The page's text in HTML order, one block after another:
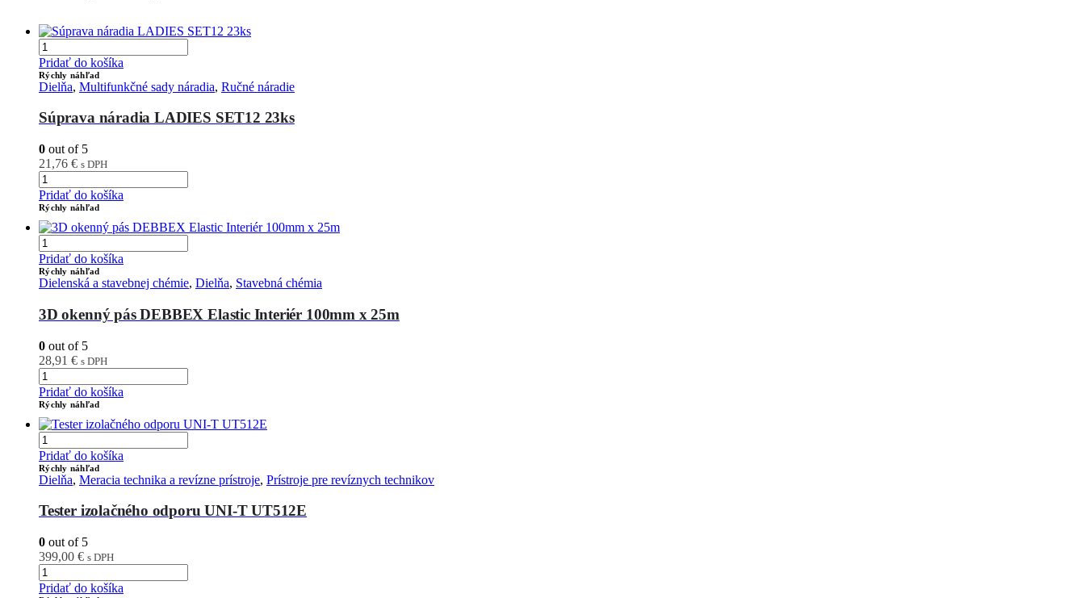
Pridať do košíka
Rýchly náhľad
Dielňa, Multifunkčné sady náradia, Ručné náradie
Súprava náradia LADIES SET12 23ks
0 out of 5
21,76 € s DPH
Pridať do košíka
Rýchly náhľad
Pridať do košíka
Rýchly náhľad
Dielenská a stavebnej chémie, Dielňa, Stavebná chémia
3D okenný pás DEBBEX Elastic Interiér 100mm x 25m
0 out of 5
28,91 € s DPH
Pridať do košíka
Rýchly náhľad
Pridať do košíka
Rýchly náhľad
Dielňa, Meracia technika a revízne prístroje, Prístroje pre revíznych technikov
Tester izolačného odporu UNI-T UT512E
0 out of 5
399,00 € s DPH
Pridať do košíka